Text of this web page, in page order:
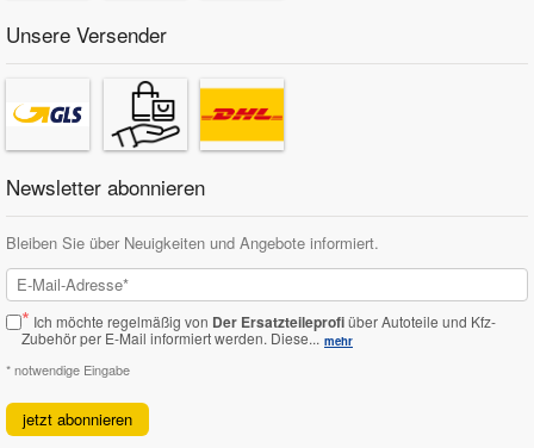
Unsere Versender
Newsletter abonnieren
Bleiben Sie über Neuigkeiten und Angebote informiert.
* Ich möchte regelmäßig von Der Ersatzteileprofiüber Autoteile und Kfz-
Zubehör per E-Mail informiert werden. Diese... mehr
* notwendige Eingabe
jetzt abonnieren